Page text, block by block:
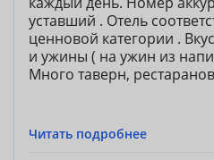
уставший . Отель
ценновой категории .
и ужины ( на ужин из
Много таверн,
Читать подробнее